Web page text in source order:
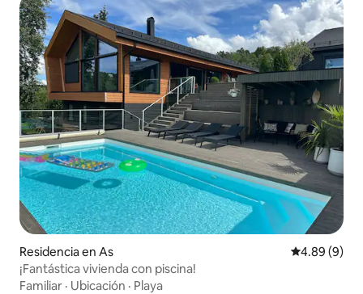
Residencia en As Calificación
4.89 (9)
¡Fantástica vivienda con piscina!
Familiar · Ubicación · Playa